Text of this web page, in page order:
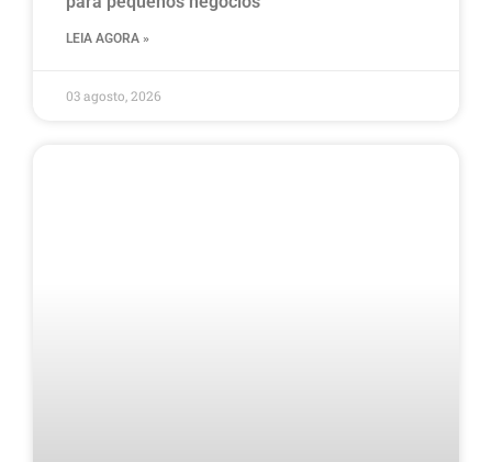
LEIA AGORA »
03 agosto, 2026